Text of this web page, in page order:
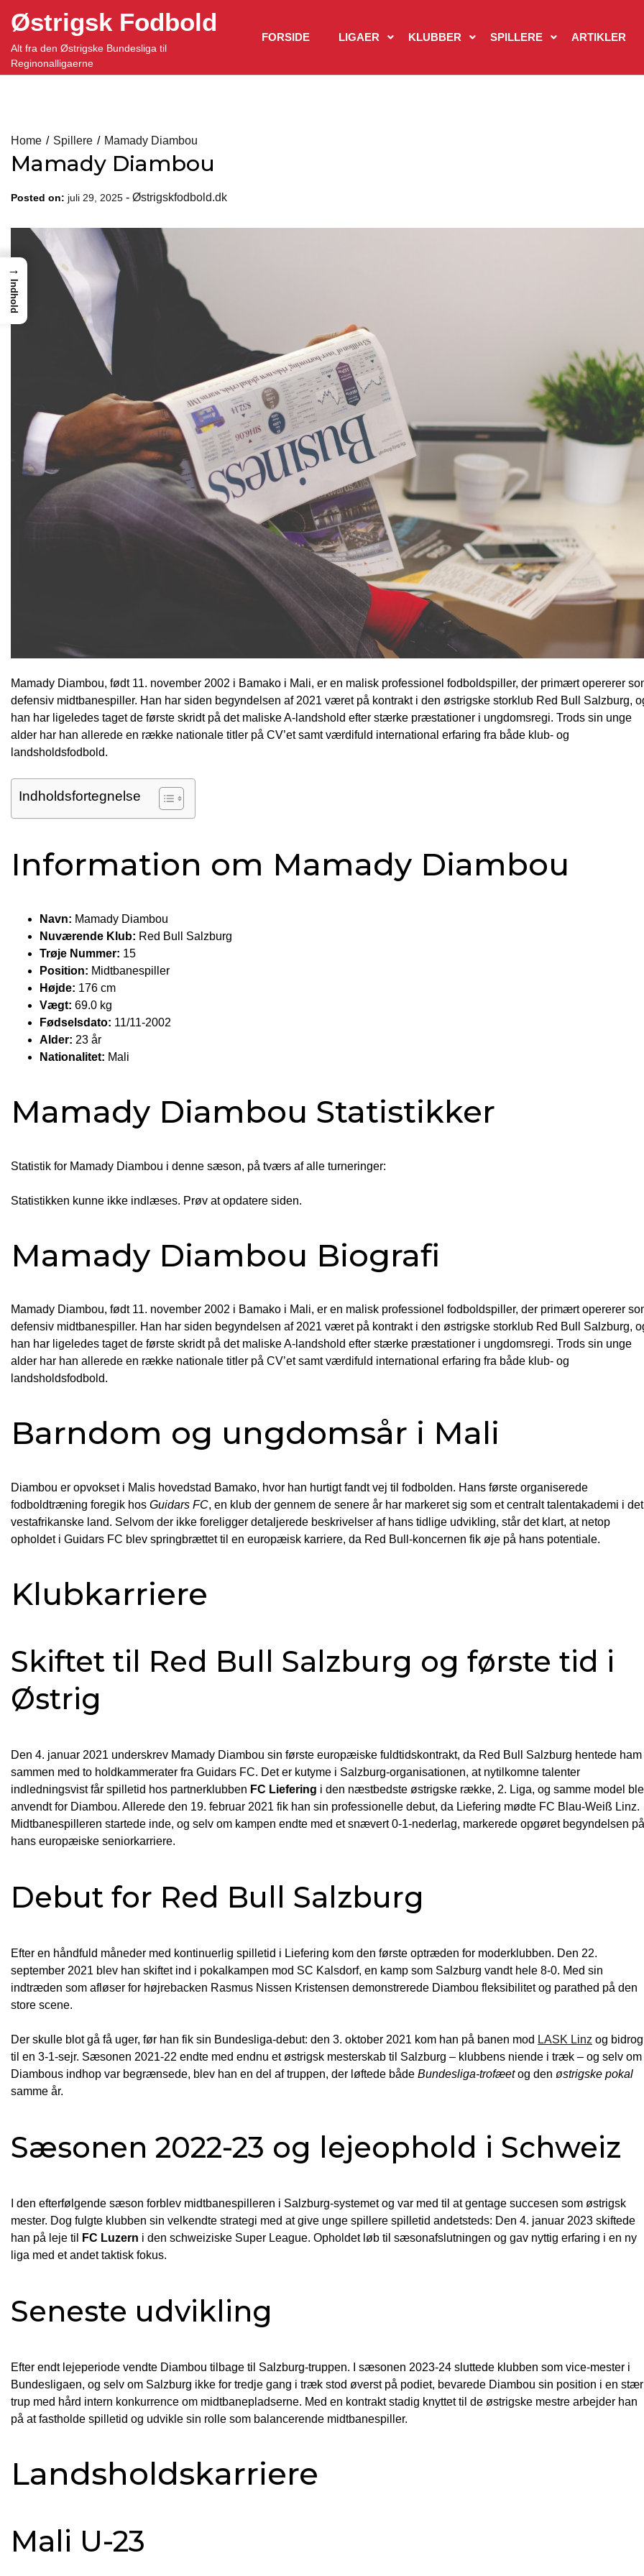
content
Østrigsk Fodbold
Alt fra den Østrigske Bundesliga til
Reginonalligaerne
FORSIDE LIGAER KLUBBER SPILLERE ARTIKLER
Home Spillere Mamady Diambou
Mamady Diambou
Posted on: juli 29, 2025 - Østrigskfodbold.dk
Mamady Diambou, født 11. november 2002 i Bamako i Mali, er en malisk professionel fodboldspiller, der primært opererer
defensiv midtbanespiller. Han har siden begyndelsen af 2021 været på kontrakt i den østrigske storklub Red Bull Salzburg,
han har ligeledes taget de første skridt på det maliske A-landshold efter stærke præstationer i ungdomsregi. Trods sin unge
alder har han allerede en række nationale titler på CV’et samt værdifuld international erfaring fra både klub- og
landsholdsfodbold.
Indholdsfortegnelse
Information om Mamady Diambou
Navn: Mamady Diambou
Nuværende Klub: Red Bull Salzburg
Trøje Nummer: 15
Position: Midtbanespiller
Højde: 176 cm
Vægt: 69.0 kg
Fødselsdato: 11/11-2002
Alder: 23 år
Nationalitet: Mali
Mamady Diambou Statistikker
Statistik for Mamady Diambou i denne sæson, på tværs af alle turneringer:
Statistikken kunne ikke indlæses. Prøv at opdatere siden.
Mamady Diambou Biografi
Mamady Diambou, født 11. november 2002 i Bamako i Mali, er en malisk professionel fodboldspiller, der primært opererer
defensiv midtbanespiller. Han har siden begyndelsen af 2021 været på kontrakt i den østrigske storklub Red Bull Salzburg,
han har ligeledes taget de første skridt på det maliske A-landshold efter stærke præstationer i ungdomsregi. Trods sin unge
alder har han allerede en række nationale titler på CV’et samt værdifuld international erfaring fra både klub- og
landsholdsfodbold.
Barndom og ungdomsår i Mali
Diambou er opvokset i Malis hovedstad Bamako, hvor han hurtigt fandt vej til fodbolden. Hans første organiserede
fodboldtræning foregik hos Guidars FC, en klub der gennem de senere år har markeret sig som et centralt talentakademi i det
vestafrikanske land. Selvom der ikke foreligger detaljerede beskrivelser af hans tidlige udvikling, står det klart, at netop
opholdet i Guidars FC blev springbrættet til en europæisk karriere, da Red Bull-koncernen fik øje på hans potentiale.
Klubkarriere
Skiftet til Red Bull Salzburg og første tid i
Østrig
Den 4. januar 2021 underskrev Mamady Diambou sin første europæiske fuldtidskontrakt, da Red Bull Salzburg hentede ham
sammen med to holdkammerater fra Guidars FC. Det er kutyme i Salzburg-organisationen, at nytilkomne talenter
indledningsvist får spilletid hos partnerklubben FC Liefering i den næstbedste østrigske række, 2. Liga, og samme model
anvendt for Diambou. Allerede den 19. februar 2021 fik han sin professionelle debut, da Liefering mødte FC Blau-Weiß Linz.
Midtbanespilleren startede inde, og selv om kampen endte med et snævert 0-1-nederlag, markerede opgøret begyndelsen på
hans europæiske seniorkarriere.
Debut for Red Bull Salzburg
Efter en håndfuld måneder med kontinuerlig spilletid i Liefering kom den første optræden for moderklubben. Den 22.
september 2021 blev han skiftet ind i pokalkampen mod SC Kalsdorf, en kamp som Salzburg vandt hele 8-0. Med sin
indtræden som afløser for højrebacken Rasmus Nissen Kristensen demonstrerede Diambou fleksibilitet og parathed på den
store scene.
Der skulle blot gå få uger, før han fik sin Bundesliga-debut: den 3. oktober 2021 kom han på banen mod LASK Linz og bidrog
til en 3-1-sejr. Sæsonen 2021-22 endte med endnu et østrigsk mesterskab til Salzburg – klubbens niende i træk – og selv om
Diambous indhop var begrænsede, blev han en del af truppen, der løftede både Bundesliga-trofæetog den østrigske pokal
samme år.
Sæsonen 2022-23 og lejeophold i Schweiz
I den efterfølgende sæson forblev midtbanespilleren i Salzburg-systemet og var med til at gentage succesen som østrigsk
mester. Dog fulgte klubben sin velkendte strategi med at give unge spillere spilletid andetsteds: Den 4. januar 2023 skiftede
han på leje til
FC Luzern i den schweiziske Super League. Opholdet løb til sæsonafslutningen og gav nyttig erfaring i en ny
liga med et andet taktisk fokus.
Seneste udvikling
Efter endt lejeperiode vendte Diambou tilbage til Salzburg-truppen. I sæsonen 2023-24 sluttede klubben som vice-mester i
Bundesligaen, og selv om Salzburg ikke for tredje gang i træk stod øverst på podiet, bevarede Diambou sin position i en
trup med hård intern konkurrence om midtbanepladserne. Med en kontrakt stadig knyttet til de østrigske mestre arbejder han
på at fastholde spilletid og udvikle sin rolle som balancerende midtbanespiller.
Landsholdskarriere
Mali U-23
→
Indhold